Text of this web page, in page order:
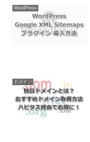
WordPress
ドメイン